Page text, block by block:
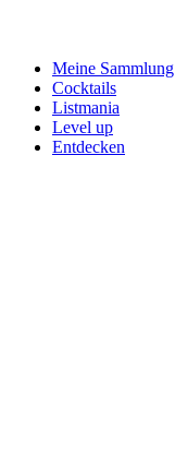
Meine Sammlung
Cocktails
Listmania
Level up
Entdecken